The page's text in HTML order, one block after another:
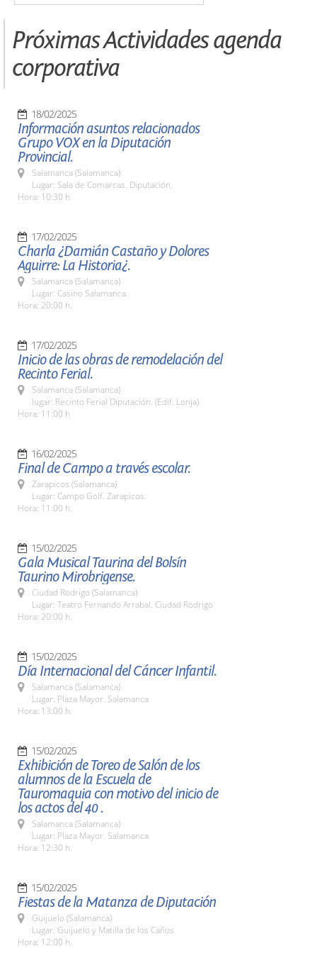
Próximas Actividades agenda
corporativa
18/02/2025
Información asuntos relacionados
Grupo VOX en la Diputación
Provincial.
Salamanca (Salamanca)
Lugar: Sala de Comarcas. Diputación.
Hora: 10:30 h
17/02/2025
Charla ¿Damián Castaño y Dolores
Aguirre: La Historia¿.
Salamanca (Salamanca)
Lugar: Casino Salamanca.
Hora: 20:00 h.
17/02/2025
Inicio de las obras de remodelación del
Recinto Ferial.
Salamanca (Salamanca)
lugar: Recinto Ferial Diputación. (Edif. Lonja)
Hora: 11:00 h
16/02/2025
Final de Campo a través escolar.
Zarapicos (Salamanca)
Lugar: Campo Golf. Zarapicos.
Hora: 11:00 h.
15/02/2025
Gala Musical Taurina del Bolsín
Taurino Mirobrigense.
Ciudad Rodrigo (Salamanca)
Lugar: Teatro Fernando Arrabal. Ciudad Rodrigo
Hora: 20:00 h.
15/02/2025
Día Internacional del Cáncer Infantil.
Salamanca (Salamanca)
Lugar: Plaza Mayor. Salamanca
Hora: 13:00 h.
15/02/2025
Exhibición de Toreo de Salón de los
alumnos de la Escuela de
Tauromaquia con motivo del inicio de
los actos del 40 .
Salamanca (Salamanca)
Lugar: Plaza Mayor. Salamanca
Hora: 12:30 h.
15/02/2025
Fiestas de la Matanza de Diputación
Guijuelo (Salamanca)
Lugar: Guijuelo y Matilla de los Caños
Hora: 12:00 h.